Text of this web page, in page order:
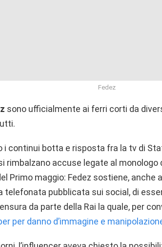
Fedez
sono ufficialmente ai ferri corti da
i continui botta e risposta fra la tv di
rimbalzano accuse legate al monologo
Primo maggio: Fedez sostiene, anche
telefonata pubblicata sui social, di
da parte della Rai la quale, per
per danno d’immagine e